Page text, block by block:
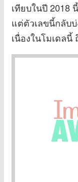
เทียบในปี 2018
แต่ตัวเลขนี้กลับ
เนื่องในโมเดล